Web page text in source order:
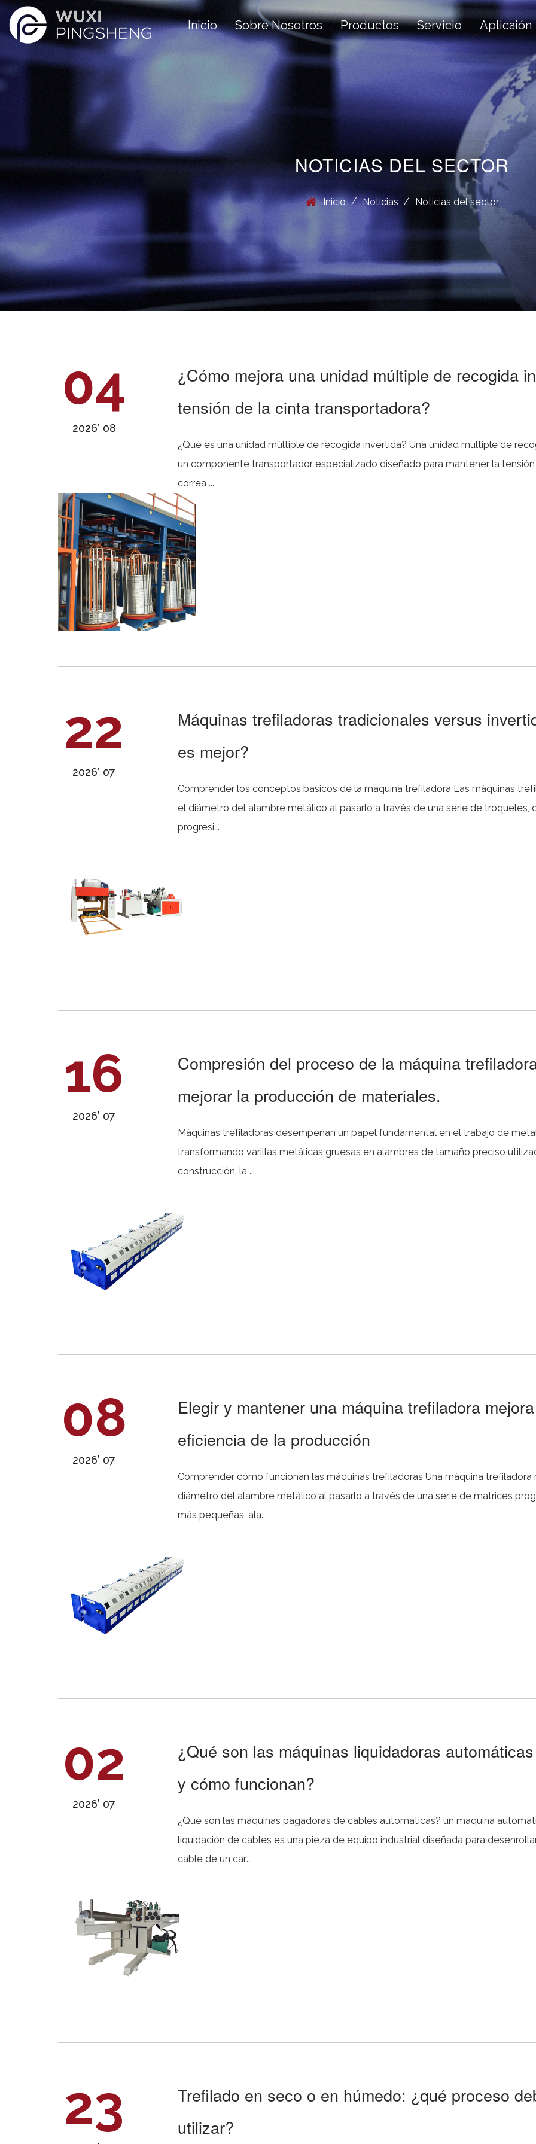
Inicio Sobre Nosotros Productos Servicio Aplicaión
NOTICIAS DEL SECTOR
Inicio / Noticias / Noticias del sector
04
2026’ 08
¿Cómo mejora una unidad múltiple de recogida
tensión de la cinta transportadora?
¿Qué es una unidad múltiple de recogida invertida? Una unidad múltiple de recogida invertida es
un componente transportador especializado diseñado para mantener la
correa ...
22
2026’ 07
Máquinas trefiladoras tradicionales versus
es mejor?
Comprender los conceptos básicos de la máquina trefiladora Las máquinas trefiladoras reducen
el diámetro del alambre metálico al pasarlo a través de una serie de troqueles,
progresi...
16
2026’ 07
Compresión del proceso de la máquina
mejorar la producción de materiales.
Máquinas trefiladoras desempeñan un papel fundamental en el trabajo de metales,
transformando varillas metálicas gruesas en alambres de tamaño preciso
construcción, la ...
08
2026’ 07
Elegir y mantener una máquina trefiladora
eficiencia de la producción
Comprender cómo funcionan las máquinas trefiladoras Una máquina trefiladora reduce el
diámetro del alambre metálico al pasarlo a través de una serie de matrices
más pequeñas, ala...
02
2026’ 07
¿Qué son las máquinas liquidadoras
y cómo funcionan?
¿Qué son las máquinas pagadoras de cables automáticas? un máquina automática de
liquidación de cables es una pieza de equipo industrial diseñada para desenrollar alambre o
cable de un car...
23
Trefilado en seco o en húmedo: ¿qué proceso
utilizar?